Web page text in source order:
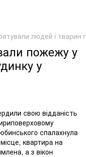
людей і тварин
пожежу у
у
свою відданість
спалахнула
квартира на
а з вікон